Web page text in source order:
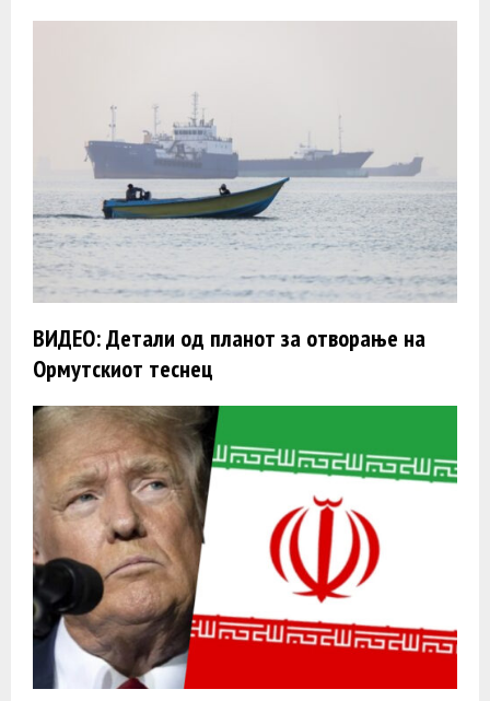
ВИДЕО: Детали од планот за отворање на
Ормутскиот теснец